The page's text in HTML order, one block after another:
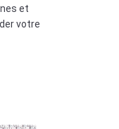
et
votre